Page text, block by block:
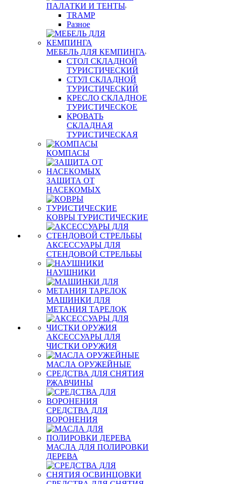
ПАЛАТКИ И ТЕНТЫ
TRAMP
Разное
МЕБЕЛЬ ДЛЯ КЕМПИНГА
СТОЛ СКЛАДНОЙ
ТУРИСТИЧЕСКИЙ
СТУЛ СКЛАДНОЙ
ТУРИСТИЧЕСКИЙ
КРЕСЛО СКЛАДНОЕ
ТУРИСТИЧЕСКОЕ
КРОВАТЬ
СКЛАДНАЯ
ТУРИСТИЧЕСКАЯ
КОМПАСЫ
ЗАЩИТА ОТ
НАСЕКОМЫХ
КОВРЫ ТУРИСТИЧЕСКИЕ
АКСЕССУАРЫ ДЛЯ
СТЕНДОВОЙ СТРЕЛЬБЫ
НАУШНИКИ
МАШИНКИ ДЛЯ
МЕТАНИЯ ТАРЕЛОК
АКСЕССУАРЫ ДЛЯ
ЧИСТКИ ОРУЖИЯ
МАСЛА ОРУЖЕЙНЫЕ
СРЕДСТВА ДЛЯ СНЯТИЯ
РЖАВЧИНЫ
СРЕДСТВА ДЛЯ
ВОРОНЕНИЯ
МАСЛА ДЛЯ ПОЛИРОВКИ
ДЕРЕВА